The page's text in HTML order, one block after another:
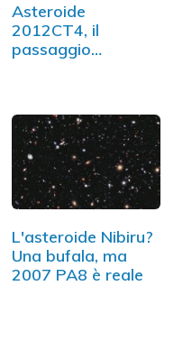
Asteroide
2012CT4, il
passaggio
L'asteroide Nibiru?
Una bufala, ma
2007 PA8 è reale